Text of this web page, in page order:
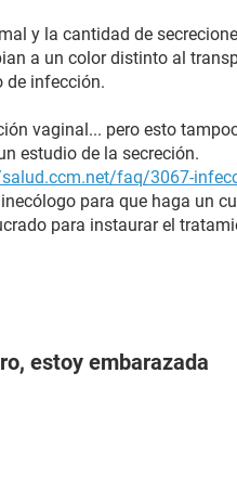
y la cantidad de
a un color distinto al
de infección.
vaginal... pero esto
estudio de la secreción.
faq/3067-
para que haga un
para instaurar el
estoy embarazada